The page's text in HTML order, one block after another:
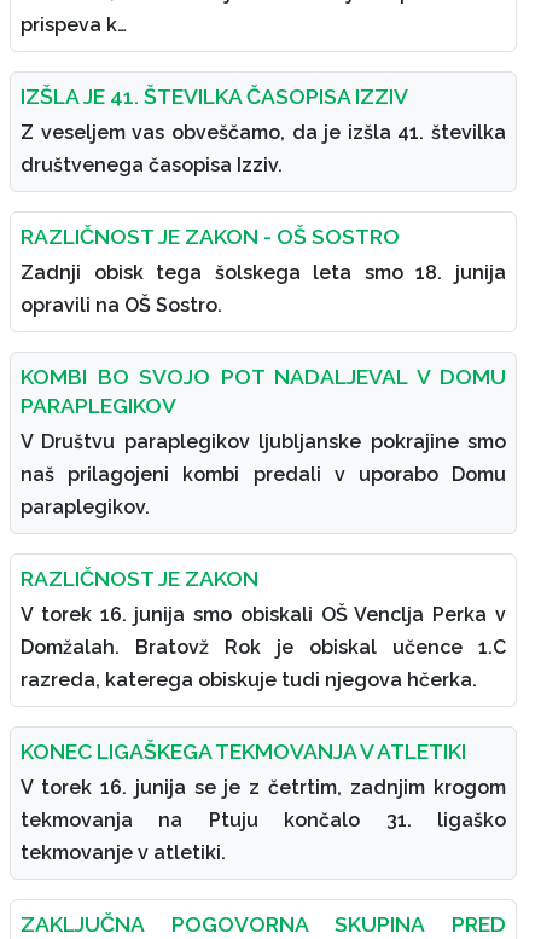
prispeva k…
IZŠLA JE 41. ŠTEVILKA ČASOPISA IZZIV
Z veseljem vas obveščamo, da je izšla 41. številka
društvenega časopisa Izziv.
RAZLIČNOST JE ZAKON - OŠ SOSTRO
Zadnji obisk tega šolskega leta smo 18. junija
opravili na OŠ Sostro.
KOMBI BO SVOJO POT NADALJEVAL V DOMU
PARAPLEGIKOV
V Društvu paraplegikov ljubljanske pokrajine smo
naš prilagojeni kombi predali v uporabo Domu
paraplegikov.
RAZLIČNOST JE ZAKON
V torek 16. junija smo obiskali OŠ Venclja Perka v
Domžalah. Bratovž Rok je obiskal učence 1.C
razreda, katerega obiskuje tudi njegova hčerka.
KONEC LIGAŠKEGA TEKMOVANJA V ATLETIKI
V torek 16. junija se je z četrtim, zadnjim krogom
tekmovanja na Ptuju končalo 31. ligaško
tekmovanje v atletiki.
ZAKLJUČNA POGOVORNA SKUPINA PRED